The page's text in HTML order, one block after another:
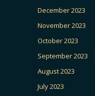
December 2023
November 2023
October 2023
September 2023
August 2023
July 2023